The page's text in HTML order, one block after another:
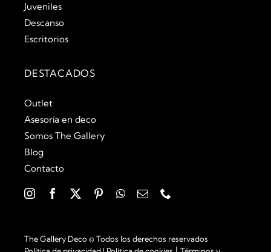
Juveniles
Descanso
Escritorios
DESTACADOS
Outlet
Asesoría en deco
Somos The Gallery
Blog
Contacto
The Gallery Deco © Todos los derechos reservados